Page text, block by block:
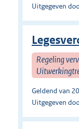
Uitgegeven
Regeling
Geldend van
Uitgegeven